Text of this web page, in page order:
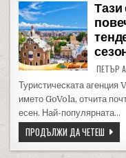
Тази
ПЕТЪР
Туристическата
името GoVola, отчита
есен. Най-популярната…
ПРОДЪЛЖИ ДА ЧЕТЕШ